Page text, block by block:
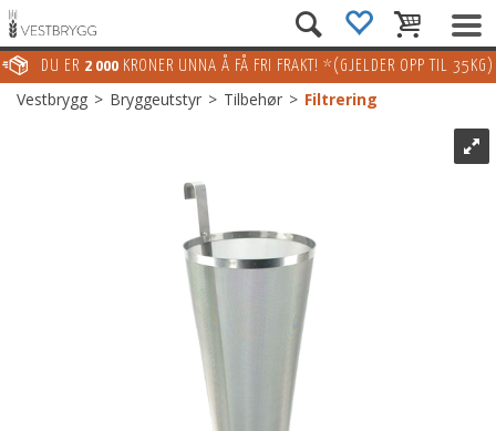
DU ER 2 000 KRONER UNNA Å FÅ FRI FRAKT! *(GJELDER OPP TIL 35KG)
Vestbrygg>Bryggeutstyr>Tilbehør>Filtrering